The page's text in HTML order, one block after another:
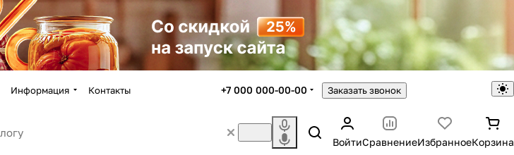
Информация Контакты +7 000 000-00-00 Заказать звонок
ВойтиСравнениеИзбранноеКорзина